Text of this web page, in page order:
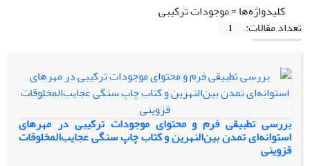
کلیدواژه‌ها =موجودات ترکیبی
تعداد مقالات:
1
بررسی تطبیقی فرم و محتوای موجودات ترکیبی در مهرهای
استوانه‌ای تمدن بین‌النهرین و کتاب چاپ سنگی عجایب‌المخلوقات
قزوینی